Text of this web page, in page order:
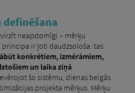
definēšana
neapdomīgi – mērķu
principa ir ļoti daudzsološa: tas
konkrētiem, izmērāmiem,
un laika ziņā
šo sistēmu, dienas beigās
projekta mērķus. Mērķu